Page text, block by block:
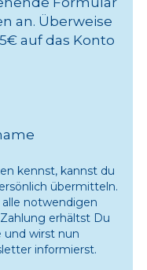
an. Überweise
auf das Konto
kennst, kannst du
übermitteln.
notwendigen
erhältst Du
und wirst nun
informierst.